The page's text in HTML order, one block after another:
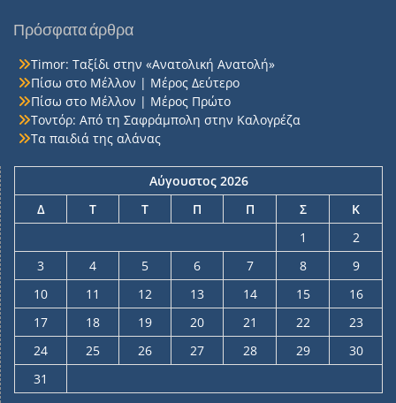
Πρόσφατα άρθρα
Timor: Ταξίδι στην «Ανατολική Ανατολή»
Πίσω στο Μέλλον | Μέρος Δεύτερο
Πίσω στο Μέλλον | Μέρος Πρώτο
Τοντόρ: Από τη Σαφράμπολη στην Καλογρέζα
Τα παιδιά της αλάνας
Αύγουστος 2026
Δ
Τ Τ Π Π Σ
Κ
1
2
3
4 5 6 7 8
9
10
11 12 13 14 15
16
17
18 19 20 21 22
23
24
25 26 27 28 29
30
31